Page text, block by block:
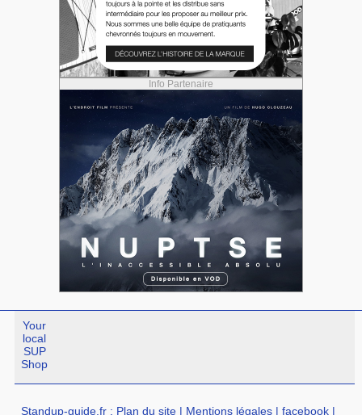
Info Partenaire
Your
local
SUP
Shop
Standup-guide.fr : Plan du site | Mentions légales |facebook |